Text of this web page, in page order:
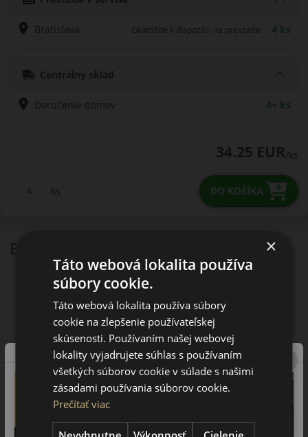
Bratislava Okamžite k dispozícii na prevzatie 4 ks
Centrálny sklad
Doručenie domov 4+ ks
34.25 EUR/ks
ks DO KOŠÍKA
EU - štítok ×
Táto webová lokalita používa
súbory cookie.
Táto webová lokalita používa súbory
cookie na zlepšenie používateľskej
skúsenosti. Používaním našej webovej
lokality vyjadrujete súhlas s používaním
všetkých súborov cookie v súlade s našimi
zásadami používania súborov cookie.
Prečítať viac